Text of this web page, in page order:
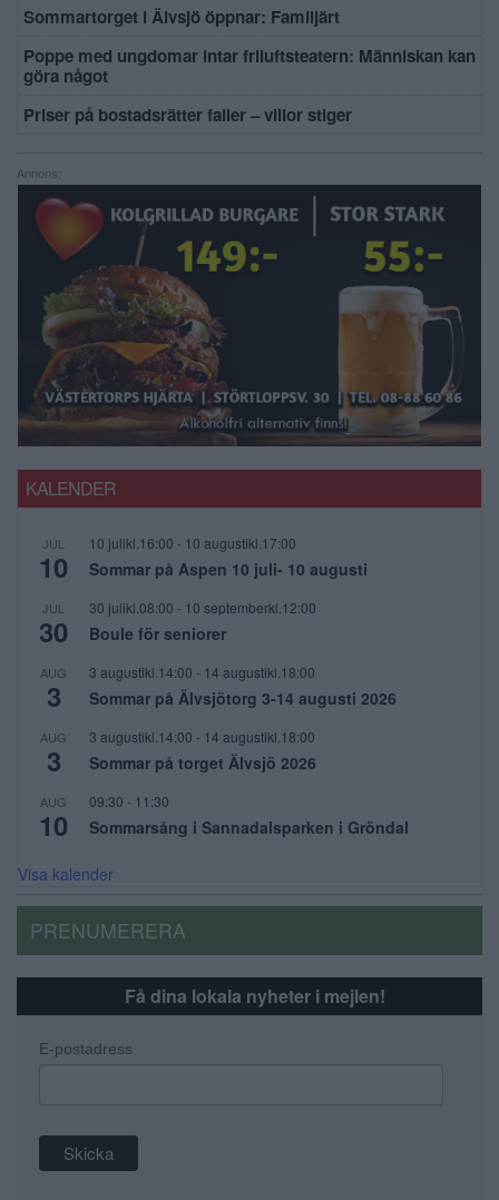
Sommartorget i Älvsjö öppnar: Familjärt
Poppe med ungdomar intar friluftsteatern: Människan kan
göra något
Priser på bostadsrätter faller – villor stiger
Annons:
KALENDER
JUL
10
10 julikl.16:00 - 10 augustikl.17:00
Sommar på Aspen 10 juli- 10 augusti
JUL
30
30 julikl.08:00 - 10 septemberkl.12:00
Boule för seniorer
AUG
3
3 augustikl.14:00 - 14 augustikl.18:00
Sommar på Älvsjötorg 3-14 augusti 2026
AUG
3
3 augustikl.14:00 - 14 augustikl.18:00
Sommar på torget Älvsjö 2026
AUG
10
09:30 - 11:30
Sommarsång i Sannadalsparken i Gröndal
Visa kalender
PRENUMERERA
Få dina lokala nyheter i mejlen!
E-postadress